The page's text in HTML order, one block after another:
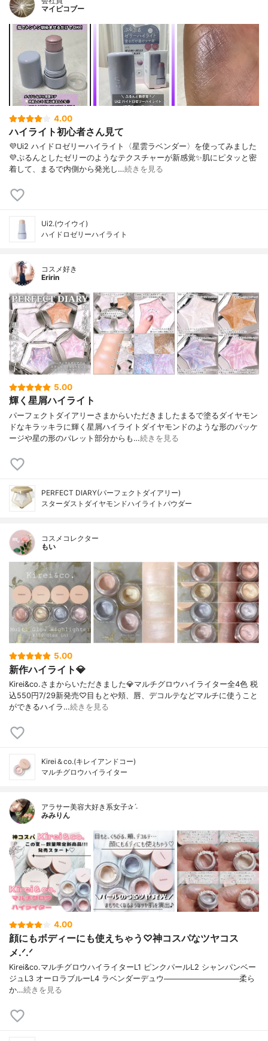
マイピコブー
4.00
ハイライト初心者さん見て
💜Ui2 ハイドロゼリーハイライト〈星雲ラベンダー〉を使ってみました
💜ぷるんとしたゼリーのようなテクスチャーが新感覚✨肌にピタッと密
着して、まるで内側から発光し…続きを見る
Ui2.(ウイウイ)
ハイドロゼリーハイライト
コスメ好き
Eririn
5.00
輝く星屑ハイライト
パーフェクトダイアリーさまからいただきましたまるで塗るダイヤモン
ドなキラッキラに輝く星屑ハイライトダイヤモンドのような形のパッケ
ージや星の形のパレット部分からも…続きを見る
PERFECT DIARY(パーフェクトダイアリー)
スターダストダイヤモンドハイライトパウダー
コスメコレクター
もい
5.00
新作ハイライト💎
Kirei&co.さまからいただきました💎マルチグロウハイライター全4色 税
込550円7/29新発売♡目もとや頬、唇、デコルテなどマルチに使うこと
ができるハイラ…続きを見る
Kirei＆co.(キレイアンドコー)
マルチグロウハイライター
アラサー美容大好き系女子✰ˊ˗
みみりん
4.00
顔にもボディーにも使えちゃう♡神コスパなツヤコス
メ.ᐟ.ᐟ
Kirei&co.マルチグロウハイライターL1 ピンクパールL2 シャンパンベー
ジュL3 オーロラブルーL4 ラベンダーデュウ──────────────柔ら
か…続きを見る